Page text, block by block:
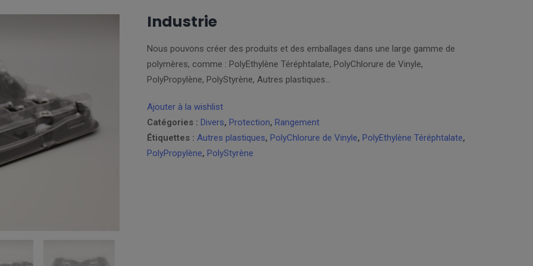
Industrie
Nous pouvons créer des produits et des emballages dans une large gamme de
polymères, comme : PolyEthylène Téréphtalate, PolyChlorure de Vinyle,
PolyPropylène, PolyStyrène, Autres plastiques…
Ajouter à la wishlist
Catégories : Divers, Protection, Rangement
Étiquettes : Autres plastiques, PolyChlorure de Vinyle, PolyEthylène Téréphtalate,
PolyPropylène, PolyStyrène